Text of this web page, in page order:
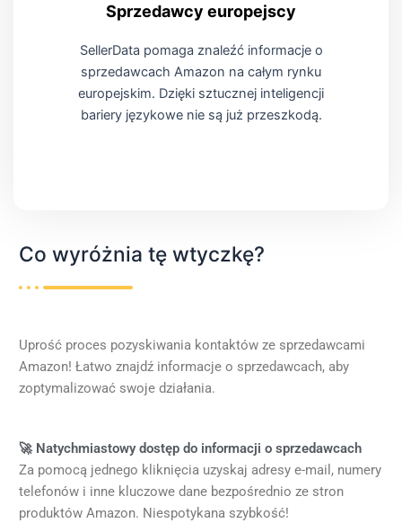
Sprzedawcy europejscy
SellerData pomaga znaleźć informacje o
sprzedawcach Amazon na całym rynku
europejskim. Dzięki sztucznej inteligencji
bariery językowe nie są już przeszkodą.
Co wyróżnia tę wtyczkę?
Uprość proces pozyskiwania kontaktów ze sprzedawcami
Amazon! Łatwo znajdź informacje o sprzedawcach, aby
zoptymalizować swoje działania.
🚀 Natychmiastowy dostęp do informacji o sprzedawcach
Za pomocą jednego kliknięcia uzyskaj adresy e-mail, numery
telefonów i inne kluczowe dane bezpośrednio ze stron
produktów Amazon. Niespotykana szybkość!